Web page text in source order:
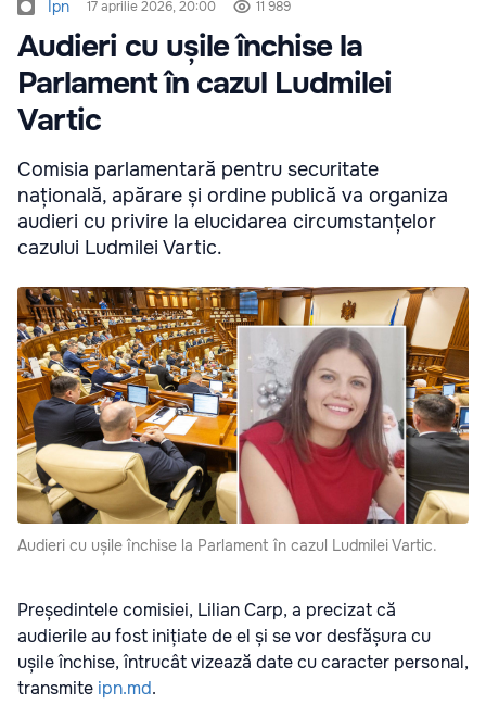
Ipn 17 aprilie 2026, 20:00 11 989
Audieri cu ușile închise la
Parlament în cazul Ludmilei
Vartic
Comisia parlamentară pentru securitate
națională, apărare și ordine publică va organiza
audieri cu privire la elucidarea circumstanțelor
cazului Ludmilei Vartic.
Audieri cu ușile închise la Parlament în cazul Ludmilei Vartic.
Președintele comisiei, Lilian Carp, a precizat că
audierile au fost inițiate de el și se vor desfășura cu
ușile închise, întrucât vizează date cu caracter personal,
transmite ipn.md.